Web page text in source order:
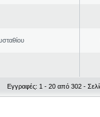
Εγγραφές: 1 - 20 από 302 -